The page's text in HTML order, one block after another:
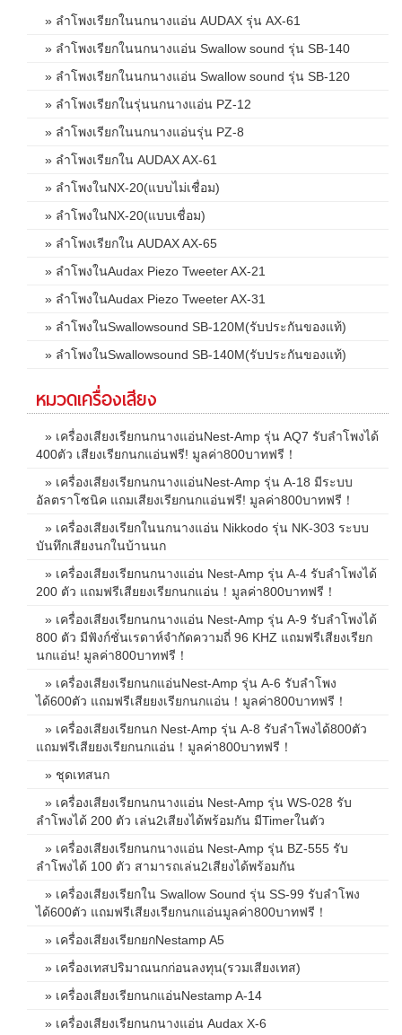
» ลำโพงเรียกในนกนางแอ่น AUDAX รุ่น AX-61
» ลำโพงเรียกในนกนางแอ่น Swallow sound รุ่น SB-140
» ลำโพงเรียกในนกนางแอ่น Swallow sound รุ่น SB-120
» ลำโพงเรียกในรุ่นนกนางแอ่น PZ-12
» ลำโพงเรียกในนกนางแอ่นรุ่น PZ-8
» ลำโพงเรียกใน AUDAX AX-61
» ลำโพงในNX-20(แบบไม่เชื่อม)
» ลำโพงในNX-20(แบบเชื่อม)
» ลำโพงเรียกใน AUDAX AX-65
» ลำโพงในAudax Piezo Tweeter AX-21
» ลำโพงในAudax Piezo Tweeter AX-31
» ลำโพงในSwallowsound SB-120M(รับประกันของแท้)
» ลำโพงในSwallowsound SB-140M(รับประกันของแท้)
หมวดเครื่องเสียง
» เครื่องเสียงเรียกนกนางแอ่นNest-Amp รุ่น AQ7 รับลำโพงได้
400ตัว เสียงเรียกนกแอ่นฟรี! มูลค่า800บาทฟรี！
» เครื่องเสียงเรียกนกนางแอ่นNest-Amp รุ่น A-18 มีระบบ
อัลตราโซนิค แถมเสียงเรียกนกแอ่นฟรี! มูลค่า800บาทฟรี！
» เครื่องเสียงเรียกในนกนางแอ่น Nikkodo รุ่น NK-303 ระบบ
บันทึกเสียงนกในบ้านนก
» เครื่องเสียงเรียกนกนางแอ่น Nest-Amp รุ่น A-4 รับลำโพงได้
200 ตัว แถมฟรีเสียยงเรียกนกแอ่น！มูลค่า800บาทฟรี！
» เครื่องเสียงเรียกนกนางแอ่น Nest-Amp รุ่น A-9 รับลำโพงได้
800 ตัว มีฟังก์ชั่นเรดาห์จำกัดความถี่ 96 KHZ แถมฟรีเสียงเรียก
นกแอ่น! มูลค่า800บาทฟรี！
» เครื่องเสียงเรียกนกแอ่นNest-Amp รุ่น A-6 รับลำโพง
ได้600ตัว แถมฟรีเสียยงเรียกนกแอ่น！มูลค่า800บาทฟรี！
» เครื่องเสียงเรียกนก Nest-Amp รุ่น A-8 รับลำโพงได้800ตัว
แถมฟรีเสียยงเรียกนกแอ่น！มูลค่า800บาทฟรี！
» ชุดเทสนก
» เครื่องเสียงเรียกนกนางแอ่น Nest-Amp รุ่น WS-028 รับ
ลำโพงได้ 200 ตัว เล่น2เสียงได้พร้อมกัน มีTimerในตัว
» เครื่องเสียงเรียกนกนางแอ่น Nest-Amp รุ่น BZ-555 รับ
ลำโพงได้ 100 ตัว สามารถเล่น2เสียงได้พร้อมกัน
» เครื่องเสียงเรียกใน Swallow Sound รุ่น SS-99 รับลำโพง
ได้600ตัว แถมฟรีเสียงเรียกนกแอ่นมูลค่า800บาทฟรี！
» เครื่องเสียงเรียกยกNestamp A5
» เครื่องเทสปริมาณนกก่อนลงทุน(รวมเสียงเทส)
» เครื่องเสียงเรียกนกแอ่นNestamp A-14
» เครื่องเสียงเรียกนกนางแอ่น Audax X-6